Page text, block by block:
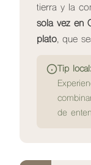
tierra y la
sola vez en
plato, que
Tip local:
de